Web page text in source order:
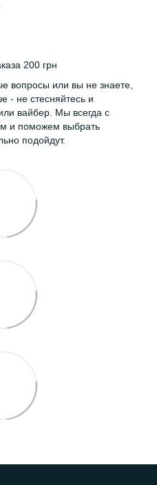
200 грн
вопросы или вы не знаете,
- не стесняйтесь и
вайбер. Мы всегда с
и поможем выбрать
подойдут.